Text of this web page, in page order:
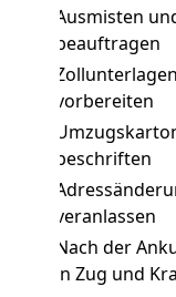
Ausmisten
beauftragen
vorbereiten
beschriften
veranlassen
Nach der
in Zug und